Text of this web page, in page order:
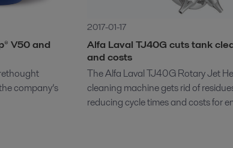
V50 and
company’s
2017-01-17
Alfa Laval TJ40G cuts tank
and costs
The Alfa Laval TJ40G Rotary Jet
cleaning machine gets rid of
reducing cycle times and costs for